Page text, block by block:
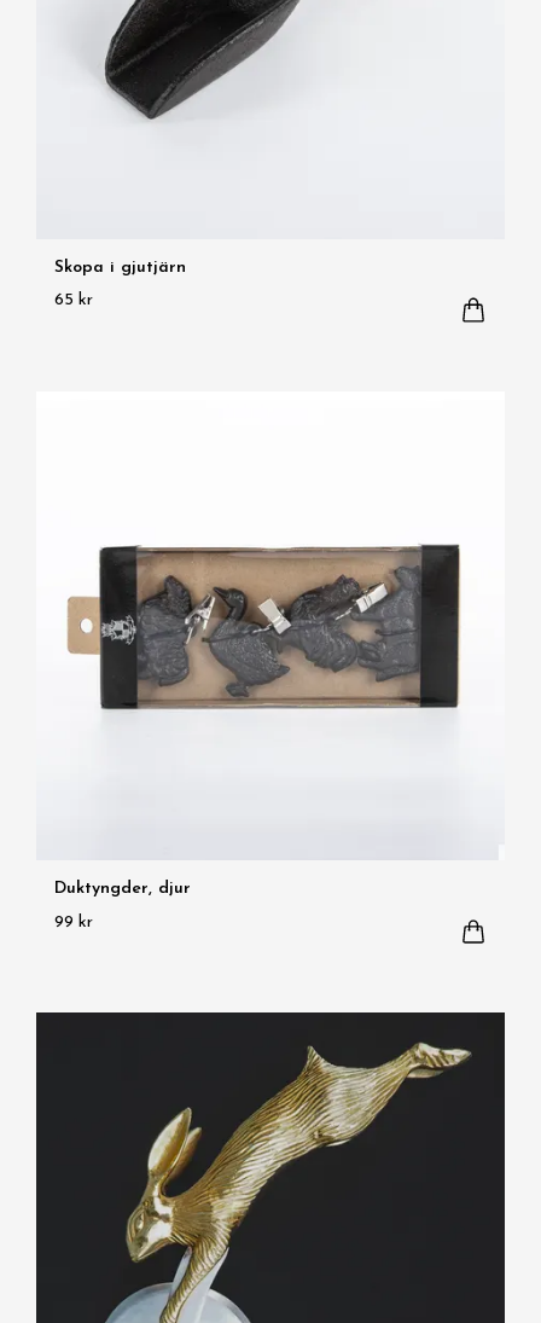
Skopa i gjutjärn
65 kr
Duktyngder, djur
99 kr